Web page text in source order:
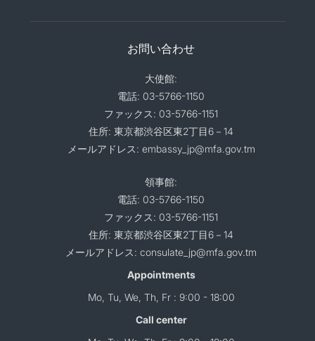
お問い合わせ
大使館:
電話: 03-5766-1150
ファックス: 03-5766-1151
住所: 東京都渋谷区東2丁目6－14
メールアドレス: embassy_jp@mfa.gov.tm
領事館:
電話: 03-5766-1150
ファックス: 03-5766-1151
住所: 東京都渋谷区東2丁目6－14
メールアドレス: consulate_jp@mfa.gov.tm
Appointments
Mo, Tu, We, Th, Fr : 9:00 - 18:00
Call center